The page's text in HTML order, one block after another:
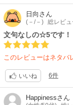
日向 さん
(－/－) 総レビ
文句なしの☆5です！
このレビューはネタバ
いいね 6件
Happinessさん